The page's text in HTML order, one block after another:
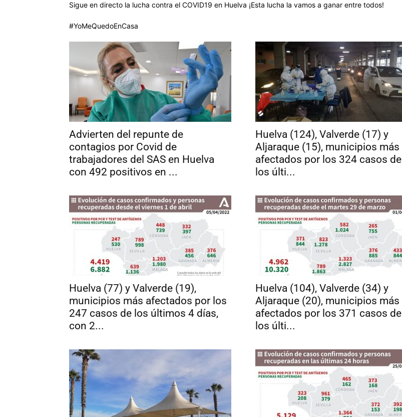
Sigue en directo la lucha contra el COVID19 en Huelva ¡Esta lucha la vamos a ganar entre todos!
#YoMeQuedoEnCasa
Advierten del repunte de
contagios por Covid de
trabajadores del SAS en Huelva
con 492 positivos en ...
Huelva (124), Valverde (17) y
Aljaraque (15), municipios más
afectados por los 324 casos de
los últi...
Huelva (77) y Valverde (19),
municipios más afectados por los
247 casos de los últimos 4 días,
con 2...
Huelva (104), Valverde (34) y
Aljaraque (20), municipios más
afectados por los 371 casos de
los últi...